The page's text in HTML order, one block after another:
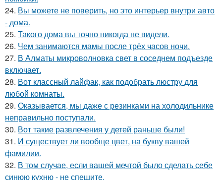
24. Вы можете не поверить, но это интерьер внутри авто
- дома.
25. Такого дома вы точно никогда не видели.
26. Чем занимаются мамы после трёх часов ночи.
27. В Алматы микроволновка свет в соседнем подъезде
включает.
28. Вот классный лайфак, как подобрать люстру для
любой комнаты.
29. Оказывается, мы даже с резинками на холодильнике
неправильно поступали.
30. Вот такие развлечения у детей раньше были!
31. И существует ли вообще цвет, на букву вашей
фамилии.
32. В том случае, если вашей мечтой было сделать себе
синюю кухню - не спешите.